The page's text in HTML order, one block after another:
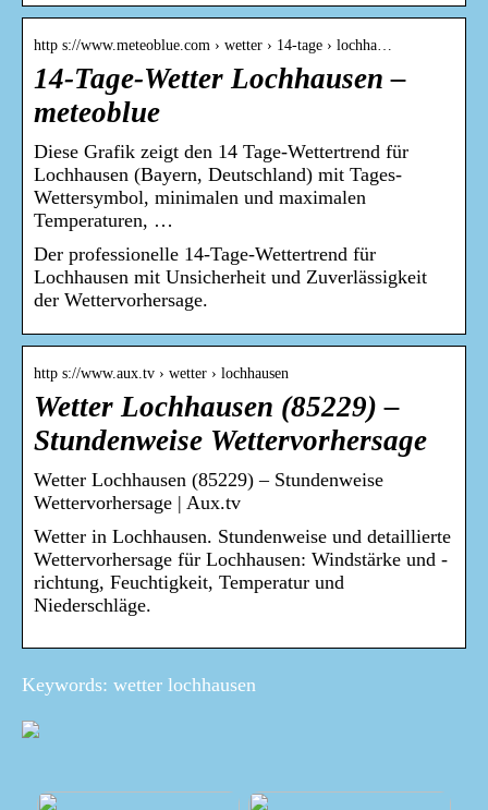
http s://www.meteoblue.com › wetter › 14-tage › lochha…
14-Tage-Wetter Lochhausen –
meteoblue
Diese Grafik zeigt den 14 Tage-Wettertrend für
Lochhausen (Bayern, Deutschland) mit Tages-
Wettersymbol, minimalen und maximalen
Temperaturen, …
Der professionelle 14-Tage-Wettertrend für
Lochhausen mit Unsicherheit und Zuverlässigkeit
der Wettervorhersage.
http s://www.aux.tv › wetter › lochhausen
Wetter Lochhausen (85229) –
Stundenweise Wettervorhersage
Wetter Lochhausen (85229) – Stundenweise
Wettervorhersage | Aux.tv
Wetter in Lochhausen. Stundenweise und detaillierte
Wettervorhersage für Lochhausen: Windstärke und -
richtung, Feuchtigkeit, Temperatur und
Niederschläge.
Keywords: wetter lochhausen